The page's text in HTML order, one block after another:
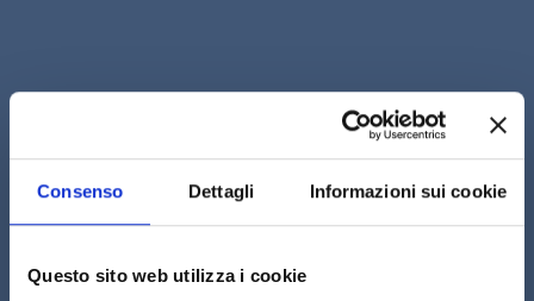
Consenso Dettagli Informazioni sui cookie
Questo sito web utilizza i cookie